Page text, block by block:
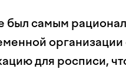
самым
для росписи,